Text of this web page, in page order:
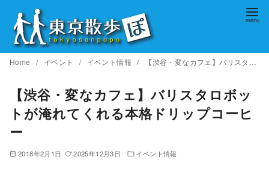
ンHome イベント イベント情報 【渋谷・変なカフェ】バリスタロボットが淹れてくれる本格ドリップコーヒー
【渋谷・変なカフェ】バリスタロボッ
トが淹れてくれる本格ドリップコーヒ
ー
2018年2月1日 2025年12月3日 イベント情報